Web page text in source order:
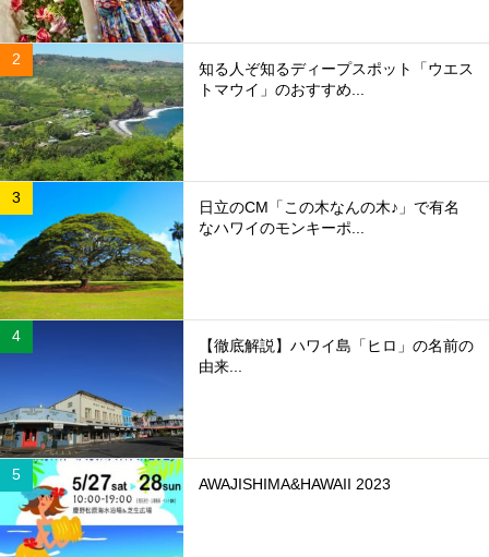
知る人ぞ知るディープスポット「ウエス
トマウイ」のおすすめ...
日立のCM「この木なんの木♪」で有名
なハワイのモンキーポ...
【徹底解説】ハワイ島「ヒロ」の名前の
由来...
AWAJISHIMA&HAWAII 2023